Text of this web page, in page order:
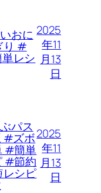
おに
り #
レシ
2025
年11
月13
日
パス
ズボ
#簡単
#節約
シピ
2025
年11
月13
日